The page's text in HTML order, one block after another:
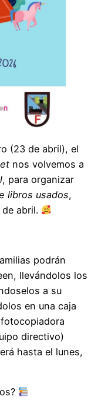
(23 de abril), el
nos volvemos a
, para organizar
libros usados,
abril.
podrán
llevándolos los
a su
en una caja
directivo)
hasta el lunes,